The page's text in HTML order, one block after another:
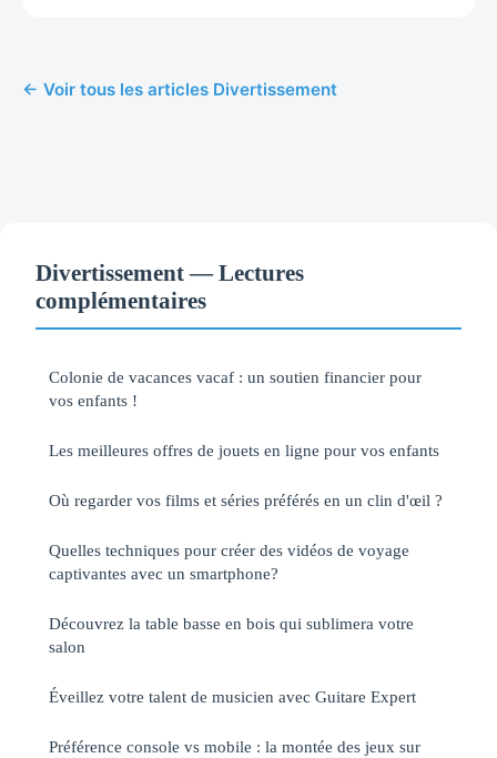
← Voir tous les articles Divertissement
Divertissement — Lectures
complémentaires
Colonie de vacances vacaf : un soutien financier pour
vos enfants !
Les meilleures offres de jouets en ligne pour vos enfants
Où regarder vos films et séries préférés en un clin d'œil ?
Quelles techniques pour créer des vidéos de voyage
captivantes avec un smartphone?
Découvrez la table basse en bois qui sublimera votre
salon
Éveillez votre talent de musicien avec Guitare Expert
Préférence console vs mobile : la montée des jeux sur